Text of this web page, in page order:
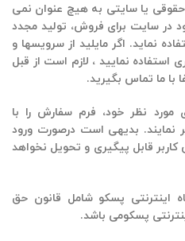
یا سایتی به هیچ عنوان نمی
در سایت براى فروش، تولید مجدد
نماید. اگر مایلید از سرویسها و
نمایید ، لازم است از قبل
با ما تماس بگیرید.
مورد نظر خود، فرم سفارش را با
نمایند. بدیهی است درصورت ورود
قابل پیگیری و تحویل نخواهد
اینترنتی پسکو شامل قانون حق
پسکومی باشد.